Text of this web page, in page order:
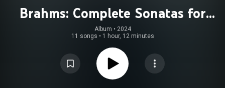
Brahms: Complete Sonatas for
Violin and Piano
Album • 2024
11 songs • 1 hour, 12 minutes